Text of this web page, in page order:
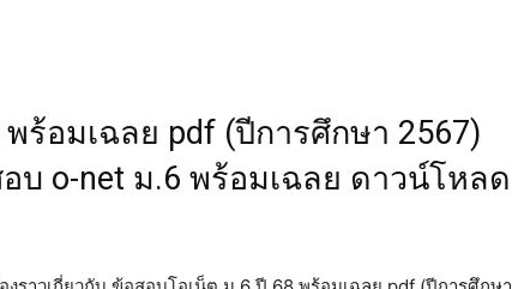
ร้อมเฉลย pdf (ปีการศึกษา 2567)
บ o-net ม.6 พร้อมเฉลย ดาวน์โหลด